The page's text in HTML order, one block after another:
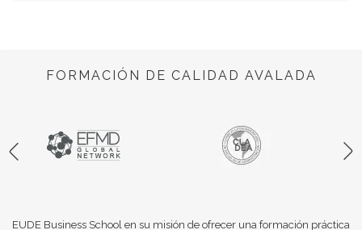
FORMACIÓN DE CALIDAD AVALADA
EUDE Business School en su misión de ofrecer una formación práctica